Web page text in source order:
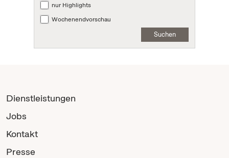
nur Highlights
Wochenendvorschau
Suchen
Dienstleistungen
Jobs
Kontakt
Presse